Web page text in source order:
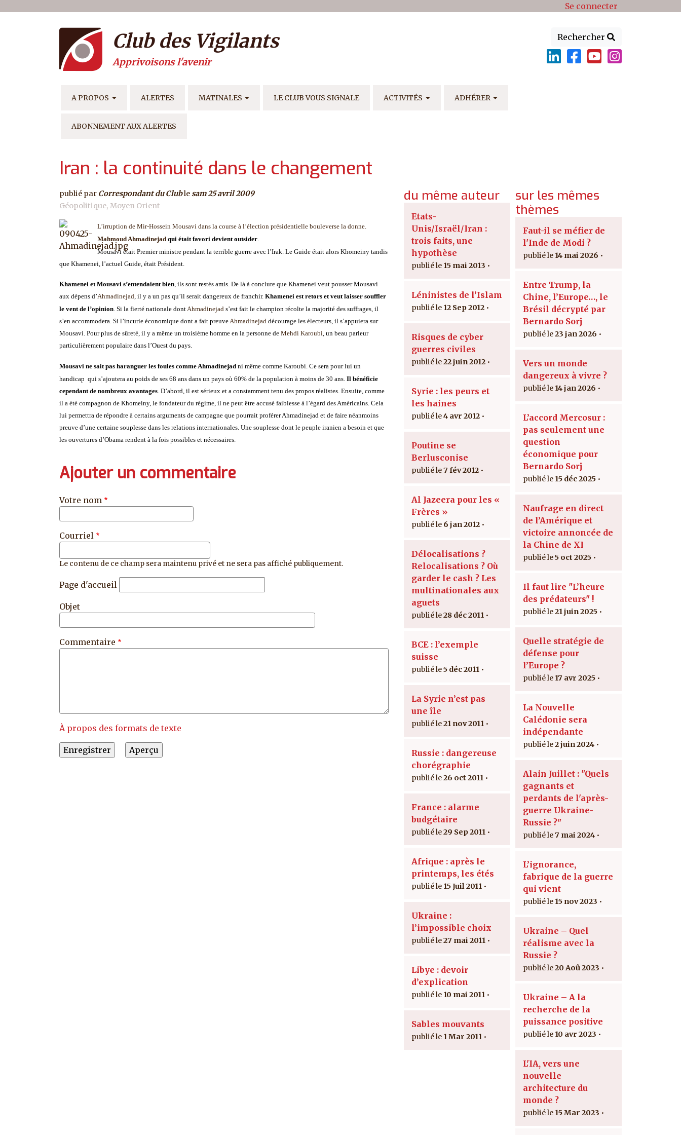
Menu du compte de l'utilisateur Se connecter
Rechercher
Club des Vigilants
Apprivoisons l'avenir
NAVIGATION PRINCIPALE
A PROPOS ALERTES MATINALES LE CLUB VOUS SIGNALE ACTIVITÉS ADHÉRER
ABONNEMENT AUX ALERTES
Iran : la continuité dans le changement
publié par Correspondant du Cluble sam 25 avril 2009
Géopolitique Moyen Orient
L’irruption de Mir-Hossein Mousavi dans la course à l’élection présidentielle bouleverse la donne.
Mahmoud Ahmadinejad qui était favori devient outsider
Mousavi était Premier ministre pendant la terrible guerre avec l’Irak. Le Guide était alors Khomeiny tandis
que Khamenei, l’actuel Guide, était Président.
Khamenei et Mousavi s’entendaient bien , ils sont restés amis. De là à conclure que Khamenei veut pousser Mousavi
aux dépens d’Ahmadinejad , il y a un pas qu’il serait dangereux de franchir. Khamenei est retors et veut laisser souffler
le vent de l’opinion . Si la fierté nationale dont Ahmadinejad s’est fait le champion récolte la majorité des suffrages, il
s’en accommodera. Si l’incurie économique dont a fait preuve Ahmadinejad décourage les électeurs, il s’appuiera sur
Mousavi. Pour plus de sûreté, il y a même un troisième homme en la personne de Mehdi Karoubi , un beau parleur
particulièrement populaire dans l’Ouest du pays.
Mousavi ne sait pas haranguer les foules comme Ahmadinejad ni même comme Karoubi. Ce sera pour lui un
handicap qui s’ajoutera au poids de ses 68 ans dans un pays où 60% de la population à moins de 30 ans. Il bénéficie
cependant de nombreux avantages . D’abord, il est sérieux et a constamment tenu des propos réalistes. Ensuite, comme
il a été compagnon de Khomeiny, le fondateur du régime, il ne peut être accusé faiblesse à l’égard des Américains. Cela
lui permettra de répondre à certains arguments de campagne que pourrait proférer Ahmadinejad et de faire néanmoins
preuve d’une certaine souplesse dans les relations internationales. Une souplesse dont le peuple iranien a besoin et que
les ouvertures d’Obama rendent à la fois possibles et nécessaires.
Ajouter un commentaire
Votre nom
Courriel
Le contenu de ce champ sera maintenu privé et ne sera pas affiché publiquement.
Page d'accueil
Objet
Commentaire
À propos des formats de texte
du même auteur
Etats-
Unis/Israël/Iran :
trois faits, une
hypothèse
15 mai 2013
Léninistes de l’Islam
12 Sep 2012
Risques de cyber
guerres civiles
22 juin 2012
Syrie : les peurs et
les haines
4 avr 2012
Poutine se
Berlusconise
7 fév 2012
Al Jazeera pour les «
Frères »
6 jan 2012
Délocalisations ?
Relocalisations ? Où
garder le cash ? Les
multinationales aux
aguets
28 déc 2011
BCE : l’exemple
suisse
5 déc 2011
La Syrie n’est pas
une île
21 nov 2011
Russie : dangereuse
chorégraphie
26 oct 2011
France : alarme
budgétaire
29 Sep 2011
Afrique : après le
printemps, les étés
15 Juil 2011
Ukraine :
l’impossible choix
27 mai 2011
Libye : devoir
d’explication
10 mai 2011
Sables mouvants
1 Mar 2011
sur les mêmes
thèmes
Faut-il se méfier de
l'Inde de Modi ?
14 mai 2026
Entre Trump, la
Chine, l’Europe…, le
Brésil décrypté par
Bernardo Sorj
23 jan 2026
Vers un monde
dangereux à vivre ?
14 jan 2026
L’accord Mercosur :
pas seulement une
question
économique pour
Bernardo Sorj
15 déc 2025
Naufrage en direct
de l’Amérique et
victoire annoncée de
la Chine de XI
5 oct 2025
Il faut lire "L’heure
des prédateurs" !
21 juin 2025
Quelle stratégie de
défense pour
l’Europe ?
17 avr 2025
La Nouvelle
Calédonie sera
indépendante
2 juin 2024
Alain Juillet : "Quels
gagnants et
perdants de l'après-
guerre Ukraine-
Russie ?"
7 mai 2024
L’ignorance,
fabrique de la guerre
qui vient
15 nov 2023
Ukraine – Quel
réalisme avec la
Russie ?
20 Aoû 2023
Ukraine – A la
recherche de la
puissance positive
10 avr 2023
L'IA, vers une
nouvelle
architecture du
monde ?
15 Mar 2023